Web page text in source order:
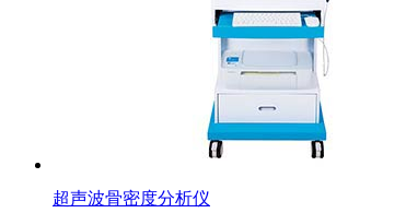
超声波骨密度分析仪